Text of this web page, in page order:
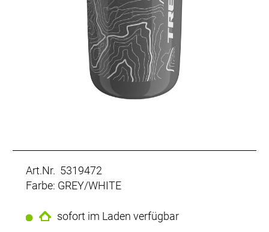
Art.Nr. 5319472
Farbe: GREY/WHITE
sofort im Laden verfügbar